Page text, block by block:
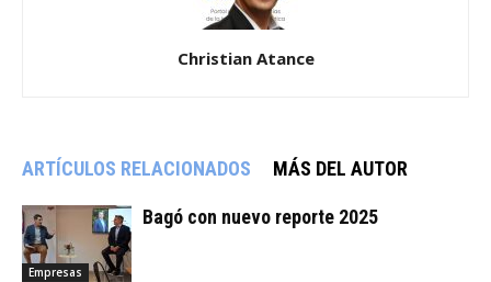
Christian Atance
ARTÍCULOS RELACIONADOS MÁS DEL AUTOR
Empresas
Bagó con nuevo reporte 2025